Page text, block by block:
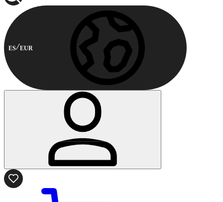
ES EUR